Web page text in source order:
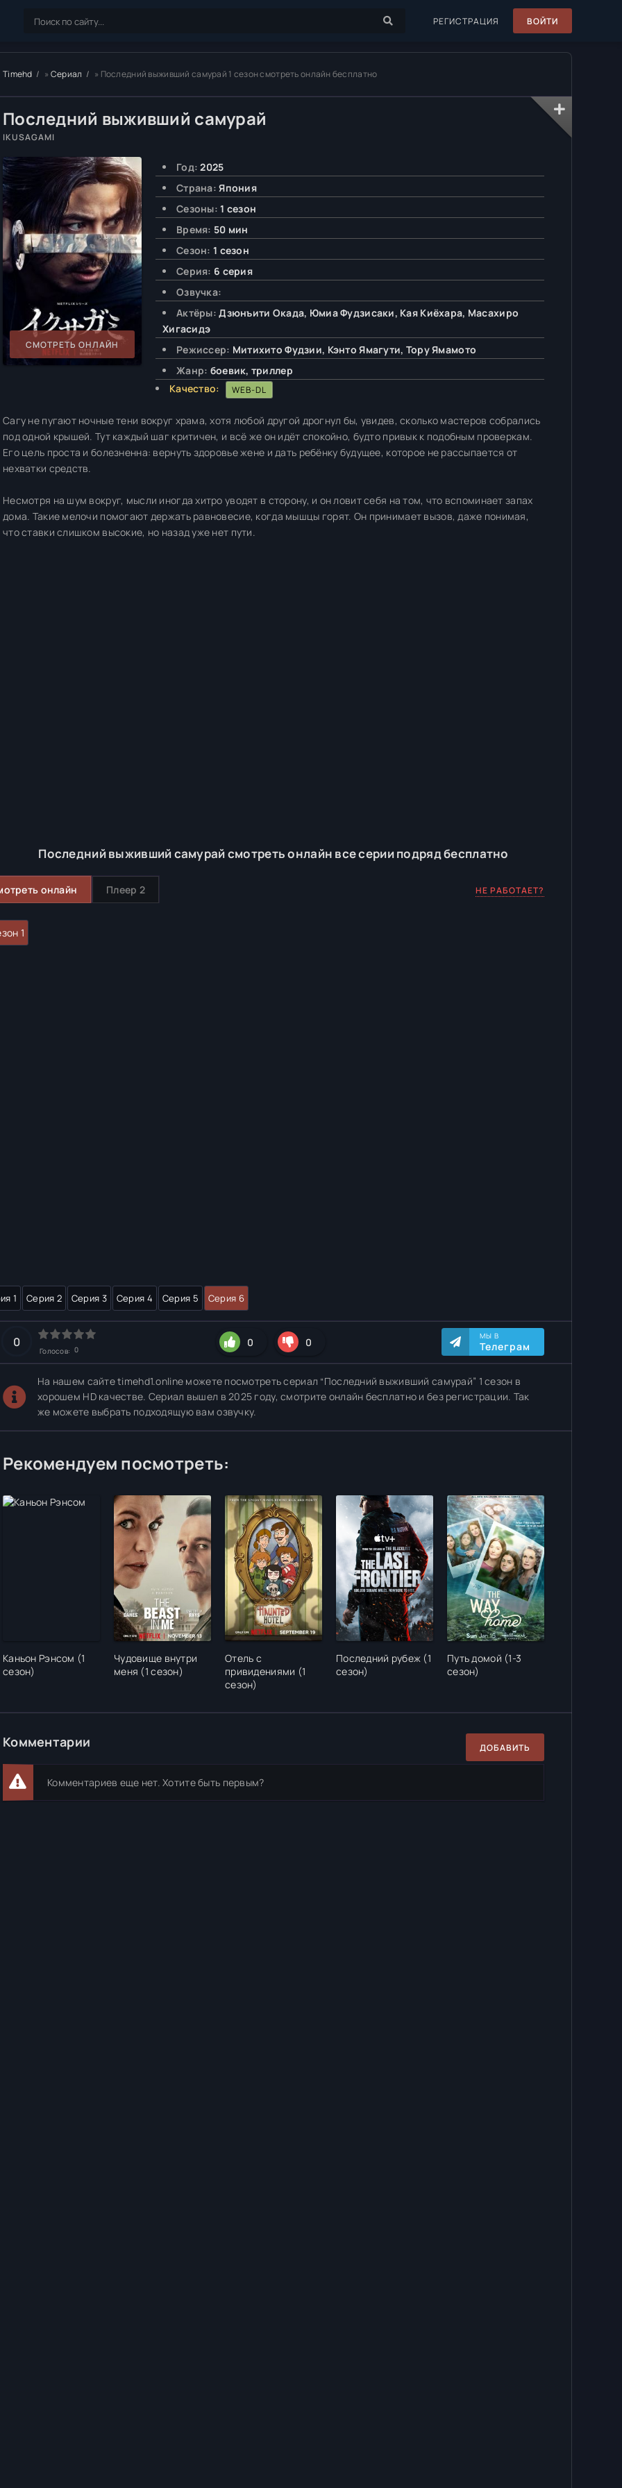
РЕГИСТРАЦИЯ ВОЙТИ
Timehd »Сериал » Последний выживший самурай 1 сезон смотреть онлайн бесплатно
Последний выживший самурай
IKUSAGAMI
СМОТРЕТЬ ОНЛАЙН
Год: 2025
Страна: Япония
Сезоны: 1 сезон
Время: 50 мин
Сезон: 1 сезон
Серия: 6 серия
Озвучка:
Актёры: Дзюнъити Окада, Юмиа Фудзисаки, Кая Киёхара, Масахиро
Хигасидэ
Режиссер: Митихито Фудзии, Кэнто Ямагути, Тору Ямамото
Жанр: боевик, триллер
Качество:
WEB-DL
Сагу не пугают ночные тени вокруг храма, хотя любой другой дрогнул бы, увидев, сколько мастеров собрались
под одной крышей. Тут каждый шаг критичен, и всё же он идёт спокойно, будто привык к подобным проверкам.
Его цель проста и болезненна: вернуть здоровье жене и дать ребёнку будущее, которое не рассыпается от
нехватки средств.
Несмотря на шум вокруг, мысли иногда хитро уводят в сторону, и он ловит себя на том, что вспоминает запах
дома. Такие мелочи помогают держать равновесие, когда мышцы горят. Он принимает вызов, даже понимая,
что ставки слишком высокие, но назад уже нет пути.
Последний выживший самурай смотреть онлайн все серии подряд бесплатно
онлайн Плеер 2 НЕ РАБОТАЕТ?
1
1 Серия 2 Серия 3 Серия 4 Серия 5 Серия 6
0
Голосов: 0
0 0 МЫ В
Телеграм
На нашем сайте timehd1.online можете посмотреть сериал “Последний выживший самурай” 1 сезон в
хорошем HD качестве. Сериал вышел в 2025 году, смотрите онлайн бесплатно и без регистрации. Так
же можете выбрать подходящую вам озвучку.
Рекомендуем посмотреть:
Каньон Рэнсом (1
сезон)
Чудовище внутри
меня (1 сезон)
Отель с
привидениями (1
сезон)
Последний рубеж (1
сезон)
Путь домой (1-3
сезон)
Комментарии ДОБАВИТЬ
Комментариев еще нет. Хотите быть первым?